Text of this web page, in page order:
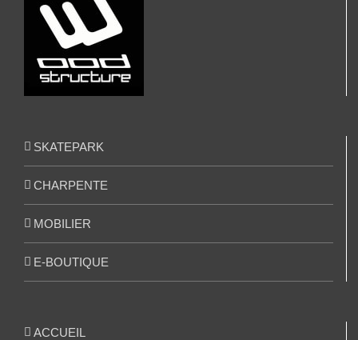
SKATEPARK
CHARPENTE
MOBILIER
E-BOUTIQUE
ACCUEIL